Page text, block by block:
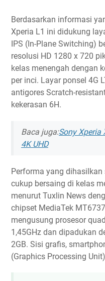
Berdasarkan informasi
Xperia L1 ini didukung
IPS (In-Plane Switching)
resolusi HD 1280 x 720
kelas menengah dengan
per inci. Layar ponsel 4G
antigores Scratch-
kekerasan 6H.
Baca juga:Sony Xperia
4K UHD
Performa yang
cukup bersaing di kelas
menurut Tuxlin News
chipset MediaTek
mengusung prosesor
1,45GHz dan dipadukan
2GB. Sisi grafis,
(Graphics Processing